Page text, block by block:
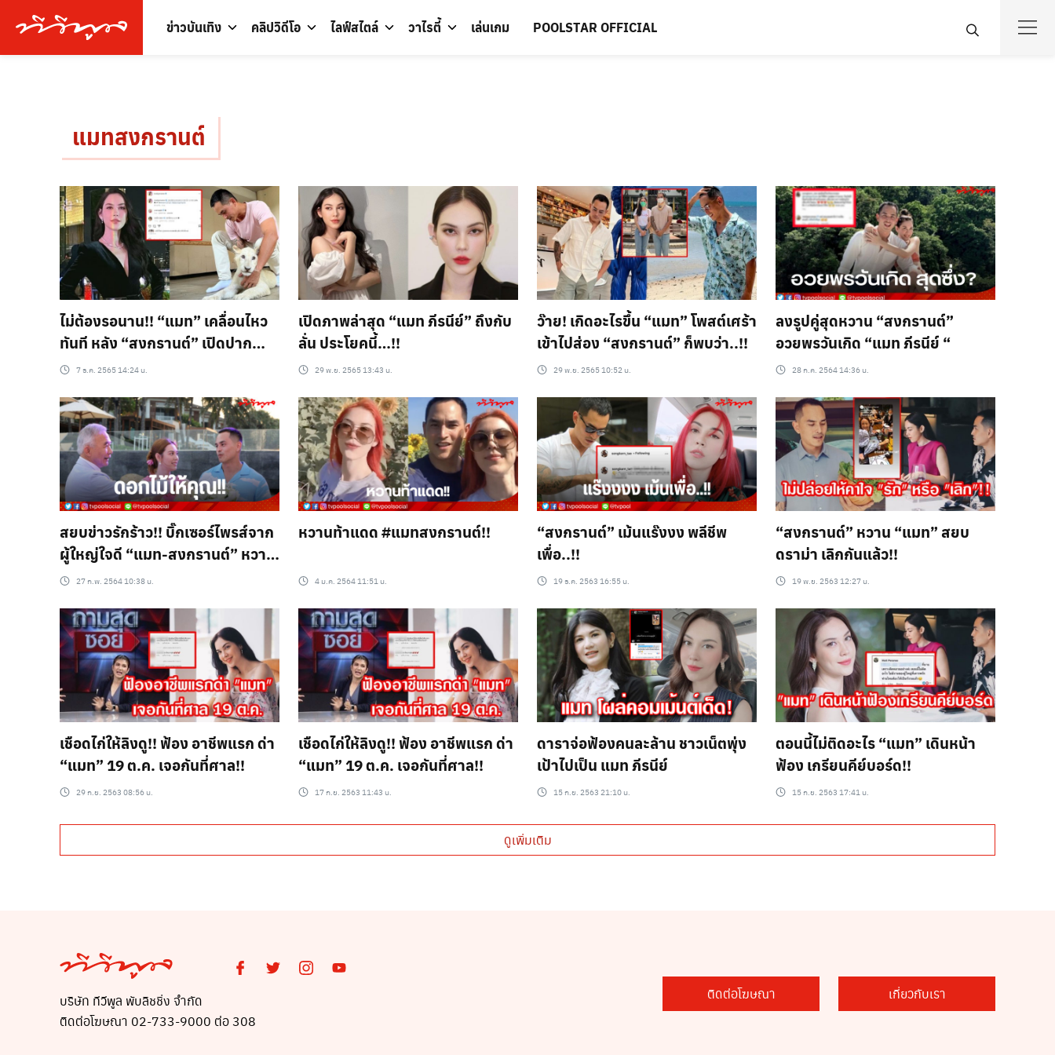
ข่าวบันเทิง คลิปวิดีโอ ไลฟ์สไตล์ วาไรตี้ เล่นเกม POOLSTAR OFFICIAL
แมทสงกรานต์
ไม่ต้องรอนาน!! “แมท” เคลื่อนไหว
ทันที หลัง “สงกรานต์” เปิดปาก
ความสัมพันธ์!?
7 ธ.ค. 2565 14:24 น.
เปิดภาพล่าสุด “แมท ภีรนีย์” ถึงกับ
ลั่น ประโยคนี้…!!
29 พ.ย. 2565 13:43 น.
ว๊าย! เกิดอะไรขึ้น “แมท” โพสต์เศร้า
เข้าไปส่อง “สงกรานต์” ก็พบว่า..!!
29 พ.ย. 2565 10:52 น.
ลงรูปคู่สุดหวาน “สงกรานต์”
อวยพรวันเกิด “แมท ภีรนีย์ “
28 ก.ค. 2564 14:36 น.
สยบข่าวรักร้าว!! บิ๊กเซอร์ไพรส์จาก
ผู้ใหญ่ใจดี “แมท-สงกรานต์” หวาน
ฉ่ำอีกรอบ!!
27 ก.พ. 2564 10:38 น.
หวานท้าแดด #แมทสงกรานต์!!
4 ม.ค. 2564 11:51 น.
“สงกรานต์” เม้นแร๊งงง พลีชีพ
เพื่อ..!!
19 ธ.ค. 2563 16:55 น.
“สงกรานต์” หวาน “แมท” สยบ
ดราม่า เลิกกันแล้ว!!
19 พ.ย. 2563 12:27 น.
เชือดไก่ให้ลิงดู!! ฟ้อง อาชีพแรก ด่า
“แมท” 19 ต.ค. เจอกันที่ศาล!!
29 ก.ย. 2563 08:56 น.
เชือดไก่ให้ลิงดู!! ฟ้อง อาชีพแรก ด่า
“แมท” 19 ต.ค. เจอกันที่ศาล!!
17 ก.ย. 2563 11:43 น.
ดาราจ่อฟ้องคนละล้าน ชาวเน็ตพุ่ง
เป้าไปเป็น แมท ภีรนีย์
15 ก.ย. 2563 21:10 น.
ตอนนี้ไม่ติดอะไร “แมท” เดินหน้า
ฟ้อง เกรียนคีย์บอร์ด!!
15 ก.ย. 2563 17:41 น.
ดูเพิ่มเติม
บริษัท ทีวีพูล พับลิชชิ่ง จำกัด
ติดต่อโฆษณา 02-733-9000 ต่อ 308
ติดต่อโฆษณา เกี่ยวกับเรา